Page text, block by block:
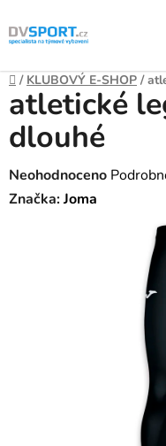
Přejít
na
Domů
/ KLUBOVÝ E-SHOP /
atletické
dlouhé
Průměrné
hodnocení
Neohodnoceno
Značka:Joma